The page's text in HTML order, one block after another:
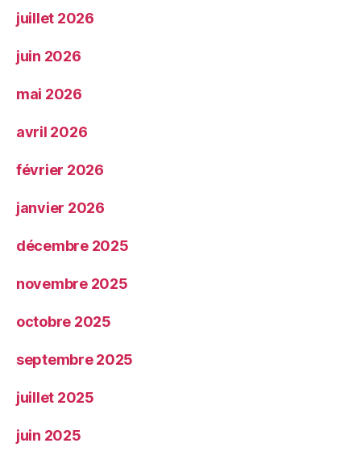
juillet 2026
juin 2026
mai 2026
avril 2026
février 2026
janvier 2026
décembre 2025
novembre 2025
octobre 2025
septembre 2025
juillet 2025
juin 2025